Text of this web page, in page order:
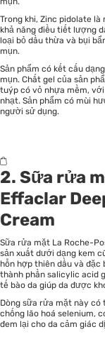
Trong khi, Zinc pidolate
khả năng điều tiết lượng
loại bỏ dầu thừa và bụi
mụn.
Sản phẩm có kết cấu
mụn. Chất gel của sản
tuýp có vỏ nhựa mềm,
nhạt. Sản phẩm có mùi
người sử dụng.
2. Sữa rửa
Effaclar
Cream
Sữa rửa mặt La Roche-
sản xuất dưới dạng kem
hỗn hợp thiên dầu và đặc
thành phần salicylic acid
tế bào da giúp da được
Dòng sữa rửa mặt này
chống lão hoá selenium,
đem lại cho da cảm giác